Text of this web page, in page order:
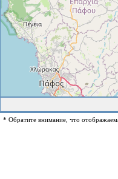
* Обратите внимание, что